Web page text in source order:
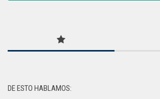
DE ESTO HABLAMOS: